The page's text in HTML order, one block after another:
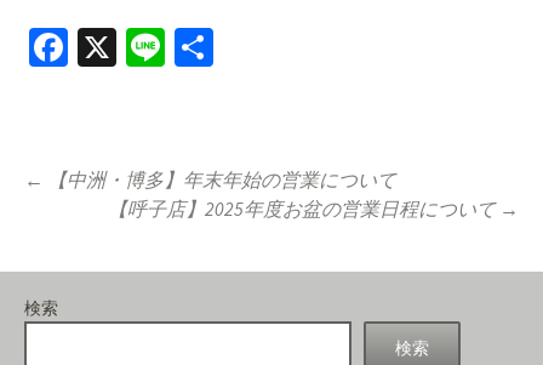
Fa
o
o
X
Li
Post
navigation
←
【中洲・博多】年末年始の営業について
【呼子店】2025年度お盆の営業日程について →
検索
検索